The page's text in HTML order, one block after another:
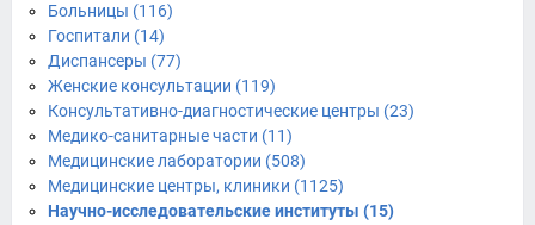
Больницы (116)
Госпитали (14)
Диспансеры (77)
Женские консультации (119)
Консультативно-диагностические центры (23)
Медико-санитарные части (11)
Медицинские лаборатории (508)
Медицинские центры, клиники (1125)
Научно-исследовательские институты (15)